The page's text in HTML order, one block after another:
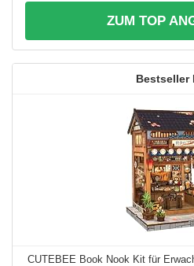
ZUM TOP
CUTEBEE Book Nook Kit für